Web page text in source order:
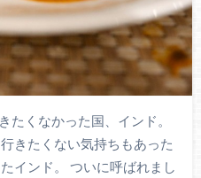
たくなかった国、インド。
きたくない気持ちもあった
インド。 ついに呼ばれまし